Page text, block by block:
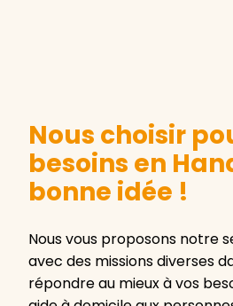
Nous choisir
besoins en
bonne idée !
Nous vous proposons notre
avec des missions diverses
répondre au mieux à vos